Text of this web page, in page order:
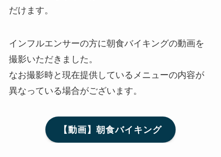
だけます。
インフルエンサーの方に朝食バイキングの動画を
撮影いただきました。
なお撮影時と現在提供しているメニューの内容が
異なっている場合がございます。
【動画】朝食バイキング